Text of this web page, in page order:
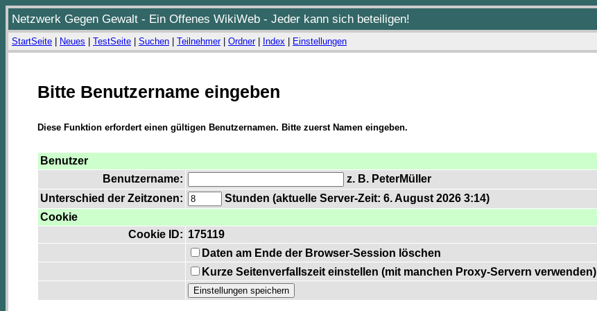
Netzwerk Gegen Gewalt - Ein Offenes WikiWeb - Jeder kann sich beteiligen!
StartSeite Neues TestSeite Suchen Teilnehmer| Ordner| Index Einstellungen
Bitte Benutzername eingeben
Diese Funktion erfordert einen gültigen Benutzernamen. Bitte zuerst Namen eingeben.
Benutzer
Benutzername:
z. B. PeterMüller
Unterschied der Zeitzonen:
Stunden (aktuelle Server-Zeit: 6. August 2026 3:14)
Cookie
Cookie ID: 175119
Daten am Ende der Browser-Session löschen
Kurze Seitenverfallszeit einstellen (mit manchen Proxy-Servern verwenden)